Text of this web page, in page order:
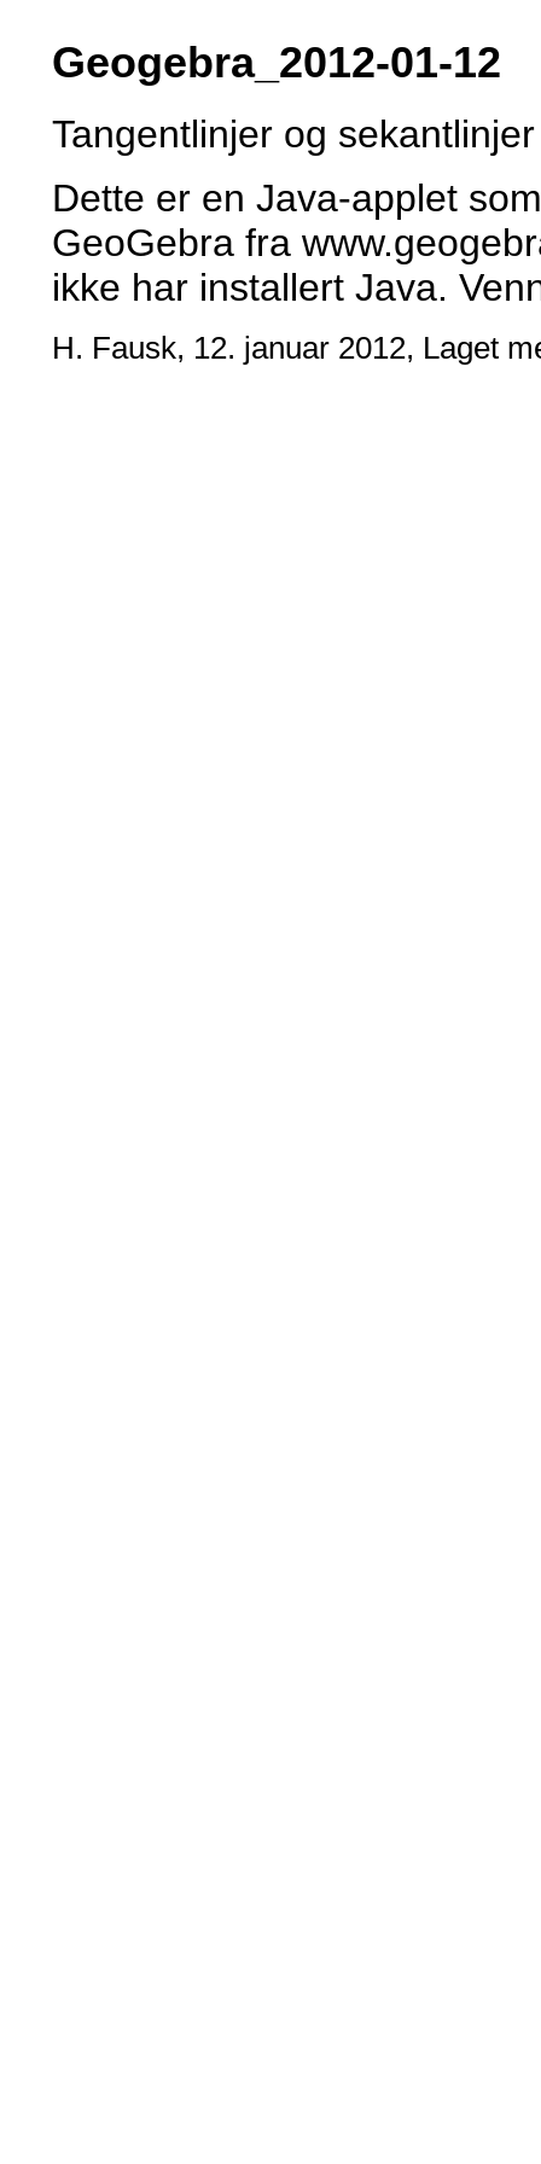
Geogebra_2012-01-12
Tangentlinjer og sekantlinjer
Dette er en Java-applet
GeoGebra fra
ikke har installert Java.
H. Fausk, 12. januar 2012, Laget